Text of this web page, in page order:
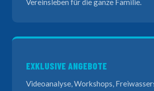
Vereinsleben für die ganze Familie.
EXKLUSIVE ANGEBOTE
Videoanalyse, Workshops,